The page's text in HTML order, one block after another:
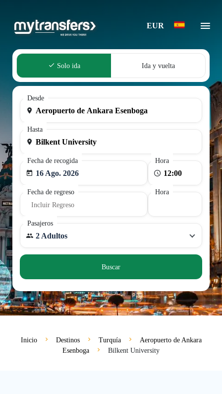
EUR
Solo ida Ida y vuelta
Desde
Hasta
Fecha de recogida
16 Ago. 2026
Hora
Fecha de regreso
Incluir Regreso
Hora
Pasajeros
2 Adultos
Buscar
Inicio Destinos Turquía
Aeropuerto de Ankara
Esenboga
Bilkent University